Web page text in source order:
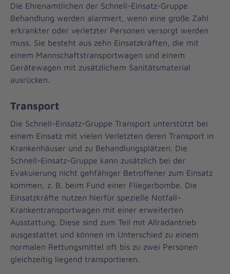
Die Ehrenamtlichen der Schnell-Einsatz-Gruppe
Behandlung werden alarmiert, wenn eine große Zahl
erkrankter oder verletzter Personen versorgt werden
muss. Sie besteht aus zehn Einsatzkräften, die mit
einem Mannschaftstransportwagen und einem
Gerätewagen mit zusätzlichem Sanitätsmaterial
ausrücken.
Transport
Die Schnell-Einsatz-Gruppe Transport unterstützt bei
einem Einsatz mit vielen Verletzten deren Transport in
Krankenhäuser und zu Behandlungsplätzen. Die
Schnell-Einsatz-Gruppe kann zusätzlich bei der
Evakuierung nicht gehfähiger Betroffener zum Einsatz
kommen, z. B. beim Fund einer Fliegerbombe. Die
Einsatzkräfte nutzen hierfür spezielle Notfall-
Krankentransportwagen mit einer erweiterten
Ausstattung. Diese sind zum Teil mit Allradantrieb
ausgestattet und können im Unterschied zu einem
normalen Rettungsmittel oft bis zu zwei Personen
gleichzeitig liegend transportieren.